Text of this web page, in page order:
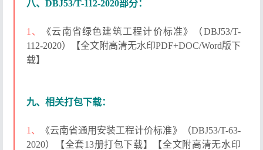
八、DBJ53/T-112-2020部分：
1、
《云南省绿色建筑工程计价标准》（DBJ53/T-
112-2020）【全文附高清无水印PDF+DOC/Word版下
载】
九、相关打包下载：
1、
《云南省通用安装工程计价标准》（DBJ53/T-63-
2020）【全套13册打包下载】【全文附高清无水印